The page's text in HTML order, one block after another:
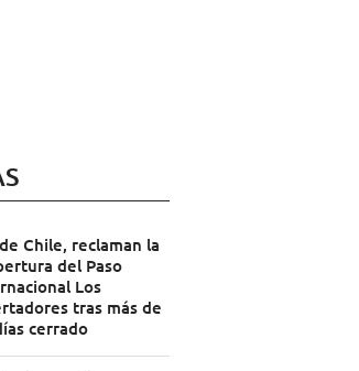
Chile, reclaman la
del Paso
Los
tras más de
cerrado